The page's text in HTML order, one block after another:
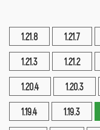
1.21.8 1.21.7
1.21.3 1.21.2
1.20.4 1.20.3
1.19.4 1.19.3